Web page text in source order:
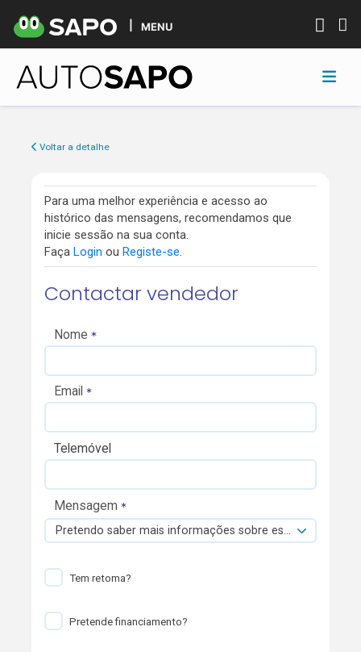
MENU
Voltar a detalhe
Para uma melhor experiência e acesso ao
histórico das mensagens, recomendamos que
inicie sessão na sua conta.
Faça Login ou Registe-se.
Contactar vendedor
Nome
Email
Telemóvel
Mensagem
Pretendo saber mais informações sobre esta viatura.
Tem retoma?
Pretende financiamento?